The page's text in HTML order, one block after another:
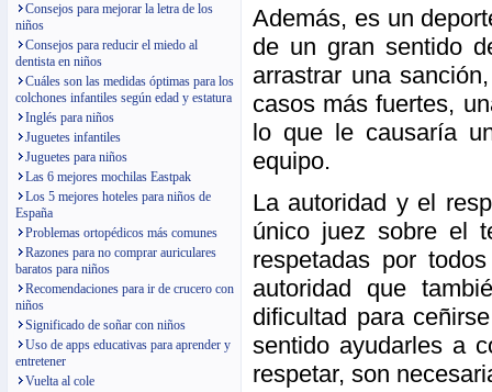
Consejos para mejorar la letra de los
niños
Consejos para reducir el miedo al
dentista en niños
Cuáles son las medidas óptimas para los
colchones infantiles según edad y estatura
Inglés para niños
Juguetes infantiles
Juguetes para niños
Las 6 mejores mochilas Eastpak
Los 5 mejores hoteles para niños de
España
Problemas ortopédicos más comunes
Razones para no comprar auriculares
baratos para niños
Recomendaciones para ir de crucero con
niños
Significado de soñar con niños
Uso de apps educativas para aprender y
entretener
Vuelta al cole
Además, es un
de un gran sentido
arrastrar una
casos más fuertes,
lo que le causaría
equipo.
La autoridad y el
único juez sobre el
respetadas por
autoridad que
dificultad para
sentido ayudarles a
respetar, son